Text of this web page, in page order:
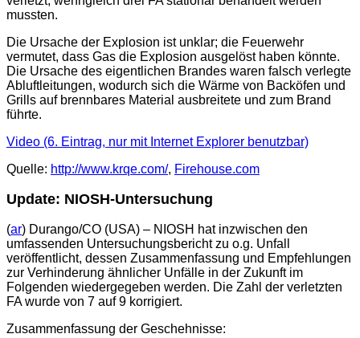
mussten.
Die Ursache der Explosion ist unklar; die Feuerwehr
vermutet, dass Gas die Explosion ausgelöst haben könnte.
Die Ursache des eigentlichen Brandes waren falsch verlegte
Abluftleitungen, wodurch sich die Wärme von Backöfen und
Grills auf brennbares Material ausbreitete und zum Brand
führte.
Video (6. Eintrag, nur mit Internet Explorer benutzbar)
Quelle: http://www.krqe.com/, Firehouse.com
Update: NIOSH-Untersuchung
(ar) Durango/CO (USA) – NIOSH hat inzwischen den
umfassenden Untersuchungsbericht zu o.g. Unfall
veröffentlicht, dessen Zusammenfassung und Empfehlungen
zur Verhinderung ähnlicher Unfälle in der Zukunft im
Folgenden wiedergegeben werden. Die Zahl der verletzten
FA wurde von 7 auf 9 korrigiert.
Zusammenfassung der Geschehnisse: